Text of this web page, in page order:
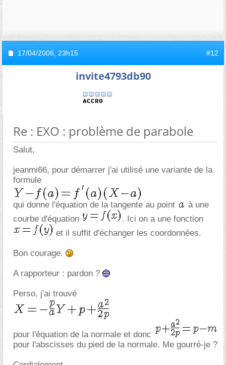
17/04/2006, 23h15 #12
invite4793db90
Re : EXO : problème de parabole
Salut,
jeanmi66, pour démarrer j'ai utilisé une variante de la
formule
qui donne l'équation de la tangente au point
à une
courbe d'équation
. Ici on a une fonction
et il suffit d'échanger les coordonnées.
Bon courage.
A rapporteur : pardon ?
Perso, j'ai trouvé
pour l'équation de la normale et donc
pour l'abscisses du pied de la normale. Me gourré-je ?